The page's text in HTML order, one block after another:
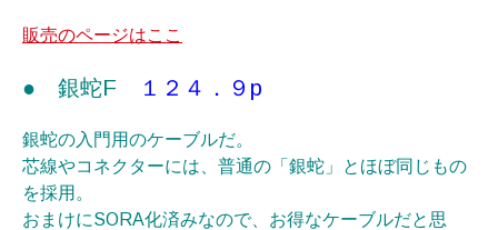
販売のページはここ
● 銀蛇F １２４．９p
銀蛇の入門用のケーブルだ。
芯線やコネクターには、普通の「銀蛇」とほぼ同じもの
を採用。
おまけにSORA化済みなので、お得なケーブルだと思